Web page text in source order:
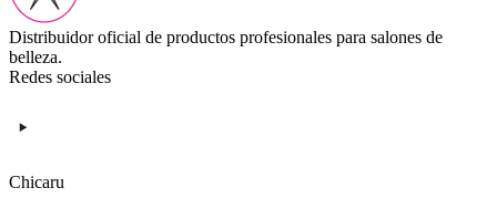
Distribuidor oficial de productos profesionales para salones de
belleza.
Redes sociales
Chicaru